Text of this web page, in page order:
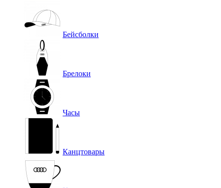
Бейсболки
Брелоки
Часы
Канцтовары